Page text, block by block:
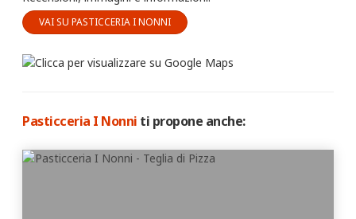
VAI SU PASTICCERIA I NONNI
Pasticceria I Nonni ti propone anche: